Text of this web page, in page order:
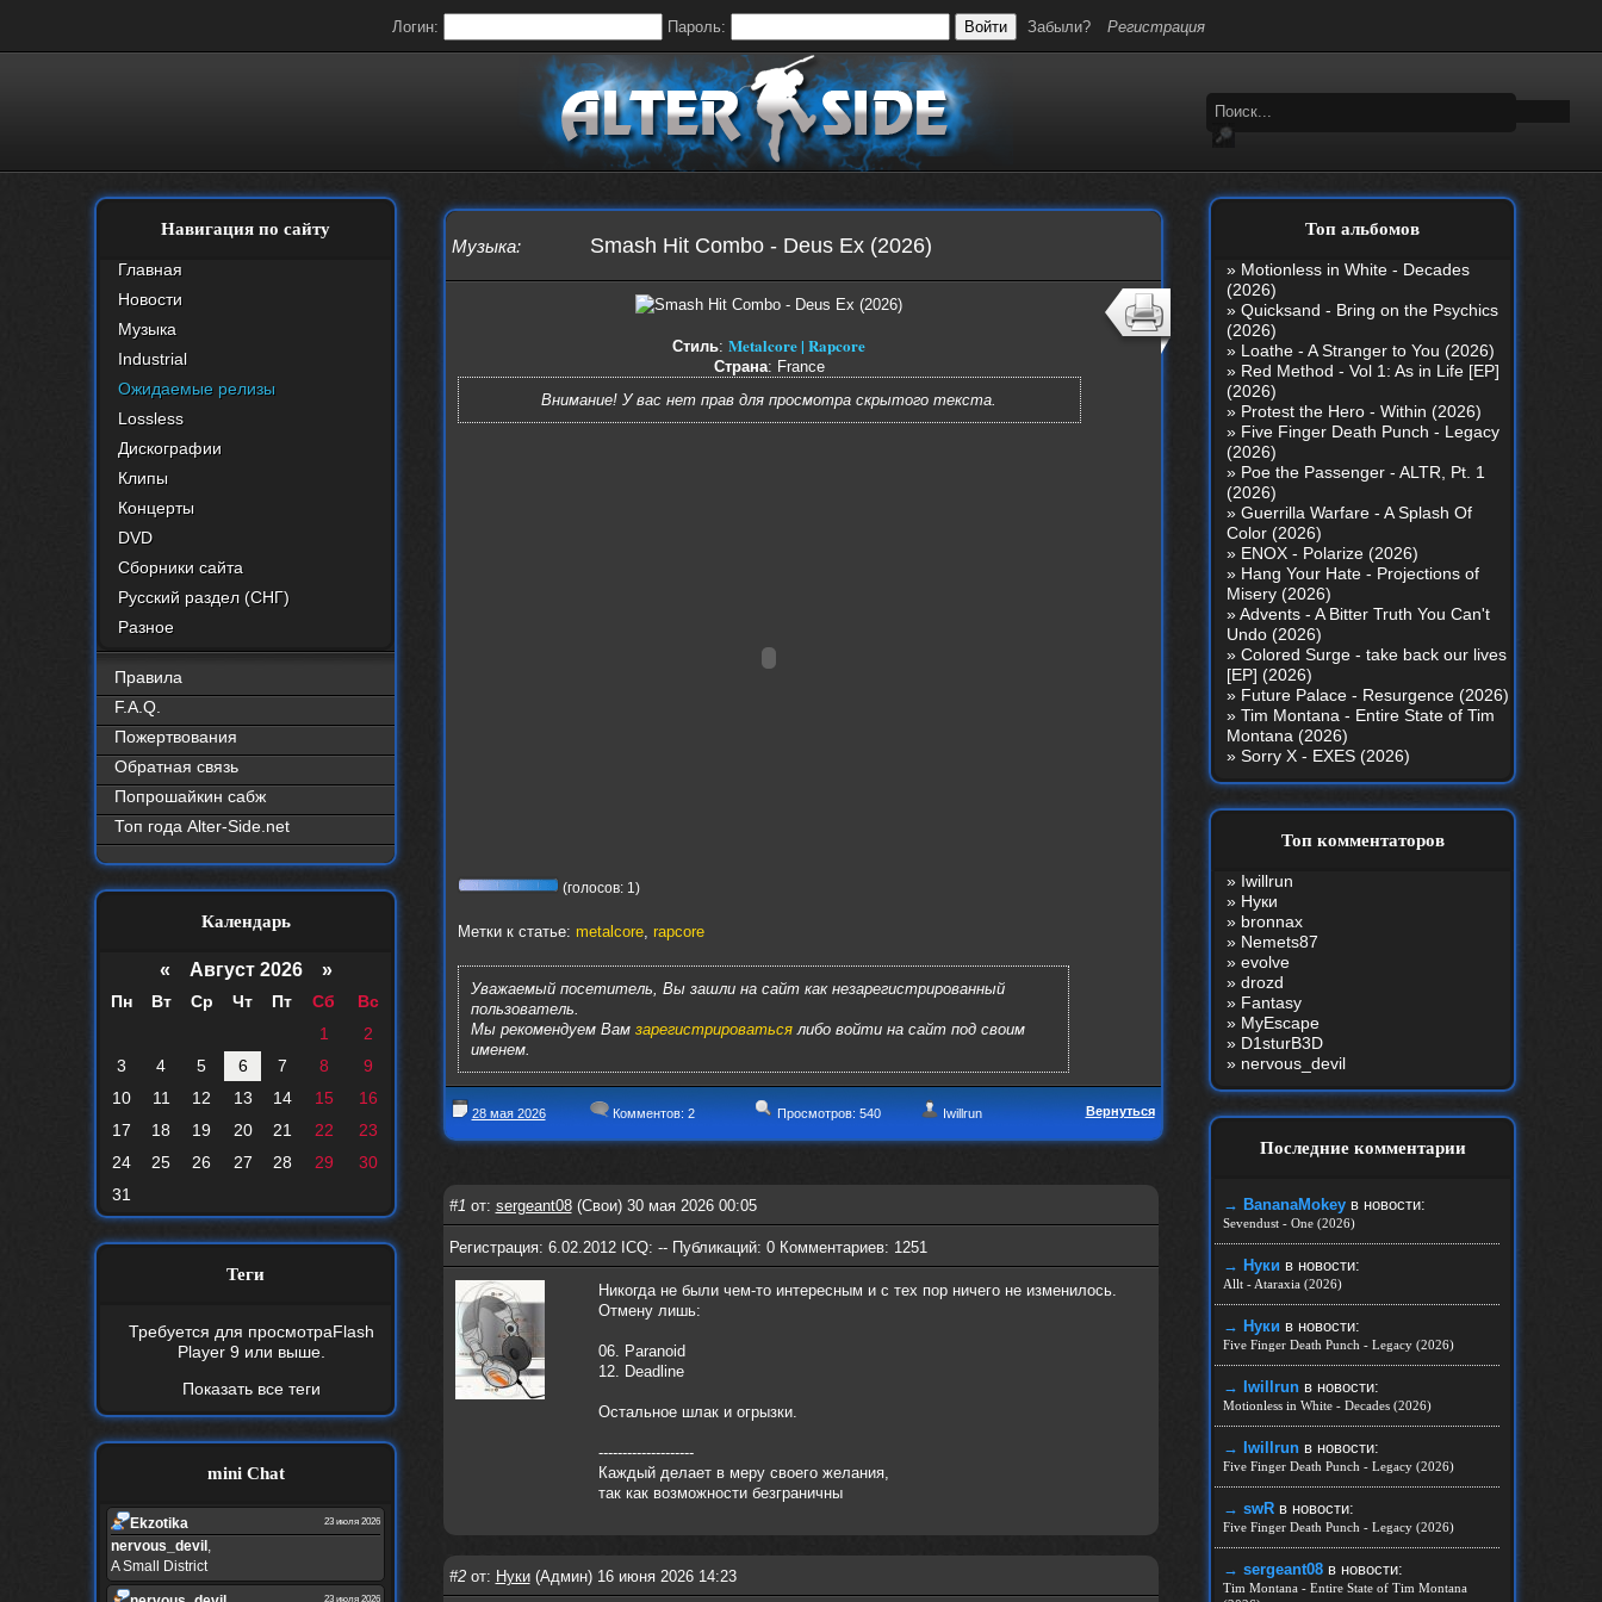
Логин: Пароль: Войти Забыли? Регистрация
Навигация по сайту
Главная
Новости
Музыка
Industrial
Ожидаемые релизы
Lossless
Дискографии
Клипы
Концерты
DVD
Сборники сайта
Русский раздел (СНГ)
Разное
Правила
F.A.Q.
Пожертвования
Обратная связь
Попрошайкин сабж
Топ года Alter-Side.net
Календарь
« Август 2026 »
Пн Вт Ср Чт Пт Сб
Вс
1
2
3
4 5 6 7 8
9
10
11 12 13 14 15
16
17
18 19 20 21 22
23
24
25 26 27 28 29
30
31
Теги
Требуется для просмотраFlash
Player 9 или выше.
Показать все теги
mini Chat
Ekzotika 23 июля 2026
nеrvous_dеvil ,
A Small District
23 июля 2026
Музыка: Smash Hit Combo - Deus Ex (2026)
Стиль: Metalcore | Rapcore
Страна: France
Внимание! У вас нет прав для просмотра скрытого текста.
(голосов: 1)
Метки к статье: metalcore, rapcore
Уважаемый посетитель, Вы зашли на сайт как незарегистрированный
пользователь.
Мы рекомендуем Вам зарегистрироватьсялибо войти на сайт под своим
именем.
28 мая 2026 Комментов: 2 Просмотров: 540 Iwillrun Вернуться
#1 от: sergeant08(Свои) 30 мая 2026 00:05
Регистрация: 6.02.2012 ICQ: -- Публикаций: 0 Комментариев: 1251
Никогда не были чем-то интересным и с тех пор ничего не изменилось.
Отмену лишь:
06. Paranoid
12. Deadline
Остальное шлак и огрызки.
--------------------
Каждый делает в меру своего желания,
так как возможности безграничны
#2от: Нуки(Админ) 16 июня 2026 14:23
Топ альбомов
» Motionless in White - Decades
(2026)
» Quicksand - Bring on the Psychics
(2026)
» Loathe - A Stranger to You (2026)
» Red Method - Vol 1: As in Life [EP]
(2026)
» Protest the Hero - Within (2026)
» Five Finger Death Punch - Legacy
(2026)
» Poe the Passenger - ALTR, Pt. 1
(2026)
» Guerrilla Warfare - A Splash Of
Color (2026)
» ENOX - Polarize (2026)
» Hang Your Hate - Projections of
Misery (2026)
»Advents - A Bitter Truth You Can't
Undo (2026)
» Colored Surge - take back our lives
[EP] (2026)
» Future Palace - Resurgence (2026)
» Tim Montana - Entire State of Tim
Montana (2026)
» Sorry X - EXES (2026)
Топ комментаторов
» Iwillrun
» Нуки
» bronnax
» Nemets87
» evolve
» drozd
» Fantasy
» MyEscape
» D1sturB3D
» nеrvous_dеvil
Последние комментарии
→ BananaMokey в новости:
Sevendust - One (2026)
→ Нуки в новости:
Allt - Ataraxia (2026)
→ Нуки в новости:
Five Finger Death Punch - Legacy (2026)
→ Iwillrun в новости:
Motionless in White - Decades (2026)
→ Iwillrun в новости:
Five Finger Death Punch - Legacy (2026)
→ swR в новости:
Five Finger Death Punch - Legacy (2026)
→ sergeant08 в новости:
Tim Montana - Entire State of Tim Montana